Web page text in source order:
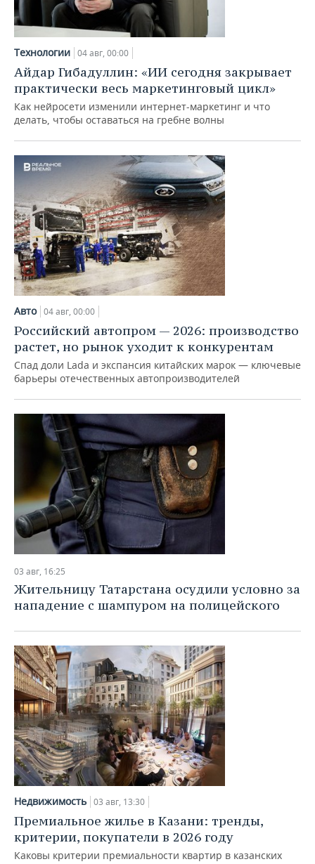
Технологии 04 авг, 00:00
Айдар Гибадуллин: «ИИ сегодня закрывает
практически весь маркетинговый цикл»
Как нейросети изменили интернет-маркетинг и что
делать, чтобы оставаться на гребне волны
Авто 04 авг, 00:00
Российский автопром — 2026: производство
растет, но рынок уходит к конкурентам
Спад доли Lada и экспансия китайских марок — ключевые
барьеры отечественных автопроизводителей
03 авг, 16:25
Жительницу Татарстана осудили условно за
нападение с шампуром на полицейского
Недвижимость 03 авг, 13:30
Премиальное жилье в Казани: тренды,
критерии, покупатели в 2026 году
Каковы критерии премиальности квартир в казанских